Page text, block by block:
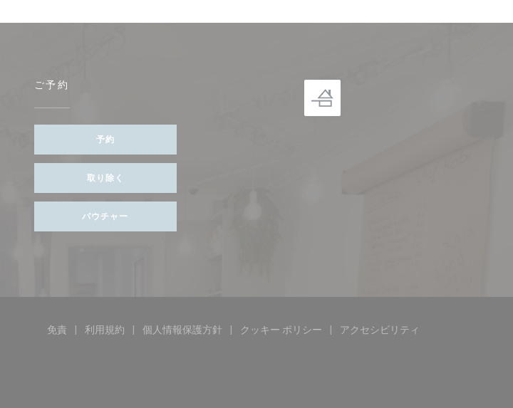
ンドウで開きます))
ご予約
予約
取り除く
バウチャー
ンドウで開きます))
免責
((新しいウィンドウで開きます))
利用規約
((新しいウィンドウで開きます))
個人情報保護方針
((新しいウィンドウで開きます))
クッキー ポリシー
((新しいウィンドウで開きます))
アクセシビリティ
((新しいウィンドウで開きま